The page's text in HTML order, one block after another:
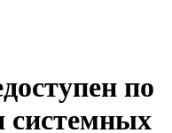
по
системных